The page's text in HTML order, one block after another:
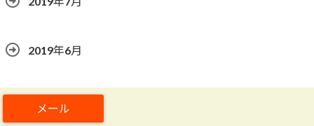
2019年6月